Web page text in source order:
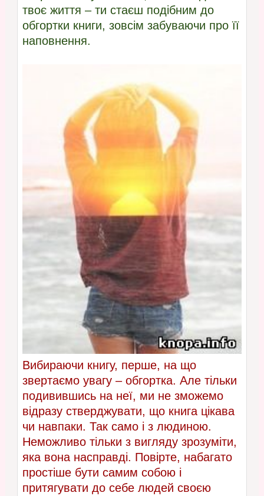
твоє життя – ти стаєш подібним до
обгортки книги, зовсім забуваючи про її
наповнення.
Вибираючи книгу, перше, на що
звертаємо увагу – обгортка. Але тільки
подивившись на неї, ми не зможемо
відразу стверджувати, що книга цікава
чи навпаки. Так само і з людиною.
Неможливо тільки з вигляду зрозуміти,
яка вона насправді. Повірте, набагато
простіше бути самим собою і
притягувати до себе людей своєю